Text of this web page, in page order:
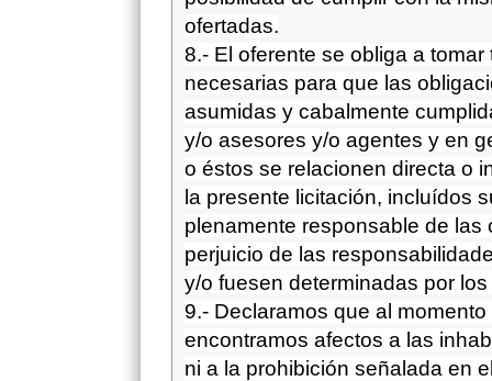
ofertadas.
8.- El oferente se obliga a
necesarias para que las
asumidas y cabalmente
y/o asesores y/o agentes y en
o éstos se relacionen directa o
la presente licitación, incluídos
plenamente responsable de
perjuicio de las
y/o fuesen determinadas por
9.- Declaramos que al
encontramos afectos a las
ni a la prohibición señalada en